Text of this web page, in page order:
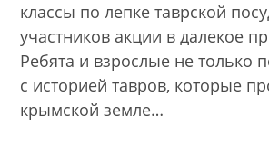
классы по лепке таврской
участников акции в далекое
Ребята и взрослые не только
с историей тавров, которые
крымской земле…